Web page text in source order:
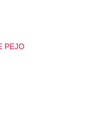
PEJO